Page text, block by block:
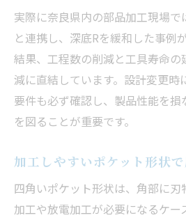
実際に奈良県内の部品加工現場
と連携し、深底Rを緩和した事例
結果、工程数の削減と工具寿命
減に直結しています。設計変更時
要件も必ず確認し、製品性能を
を図ることが重要です。
加工しやすいポケット形状
四角いポケット形状は、角部に
加工や放電加工が必要になるケー